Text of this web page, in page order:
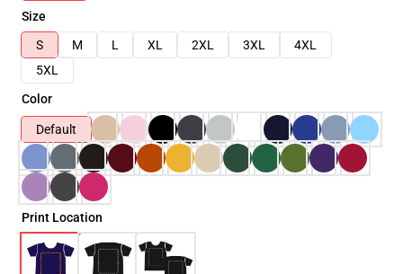
Size
S
M L XL 2XL 3XL
4XL
5XL
Color
Default
Print Location